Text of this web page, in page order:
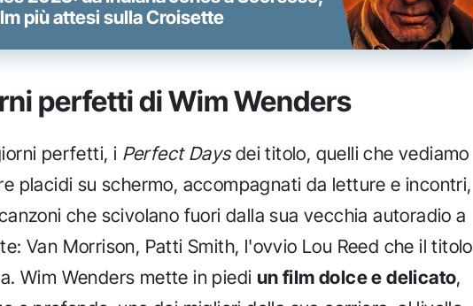
più attesi sulla Croisette
perfetti di Wim Wenders
perfetti, i Perfect Daysdei titolo, quelli che vediamo
placidi su schermo, accompagnati da letture e incontri,
che scivolano fuori dalla sua vecchia autoradio a
Van Morrison, Patti Smith, l'ovvio Lou Reed che il titolo
Wim Wenders mette in piedi un film dolce e delicato,